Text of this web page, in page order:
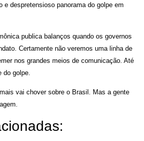
e despretensioso panorama do golpe em
publica balanços quando os governos
Certamente não veremos uma linha de
nos grandes meios de comunicação. Até
golpe.
vai chover sobre o Brasil. Mas a gente